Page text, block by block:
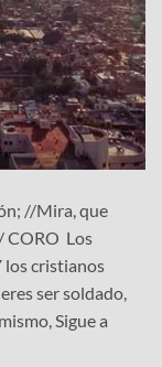
//Mira, que
CORO Los
los cristianos
ser soldado,
Sigue a